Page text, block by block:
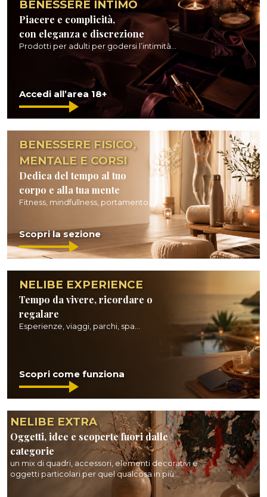
BENESSERE INTIMO
Piacere e complicità,
con eleganza e discrezione
Prodotti per adulti per godersi l’intimità...
Accedi all’area 18+
BENESSERE FISICO,
MENTALE E CORSI
Dedica del tempo al tuo
corpo e alla tua mente
Fitness, mindfullness, portamento...
Scopri la sezione
NELIBE EXPERIENCE
Tempo da vivere, ricordare o
regalare
Esperienze, viaggi, parchi, spa...
Scopri come funziona
NELIBE EXTRA
Oggetti, idee e scoperte fuori dalle
categorie
un mix di quadri, accessori, elementi decorativi e
oggetti particolari per quel qualcosa in più...